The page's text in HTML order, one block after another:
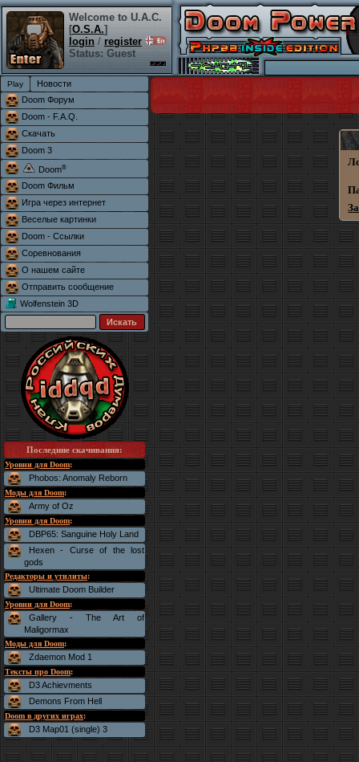
Welcome to U.A.C.
[O.S.A.]
login / register
Status: Guest
Новости
Doom Форум
Doom - F.A.Q.
Скачать
Doom 3
Doom®
Doom Фильм
Игра через интернет
Веселые картинки
Doom - Ссылки
Соревнования
О нашем сайте
Отправить сообщение
Wolfenstein 3D
Последние скачивания:
Уровни для Doom:
Phobos: Anomaly Reborn
Моды для Doom:
Army of Oz
Уровни для Doom:
DBP65: Sanguine Holy Land
Hexen - Curse of the lost
gods
Редакторы и утилиты:
Ultimate Doom Builder
Уровни для Doom:
Gallery - The Art of
Maligormax
Моды для Doom:
Zdaemon Mod 1
Тексты про Doom:
D3 Achievments
Demons From Hell
Doom в других играх:
D3 Map01 (single) 3